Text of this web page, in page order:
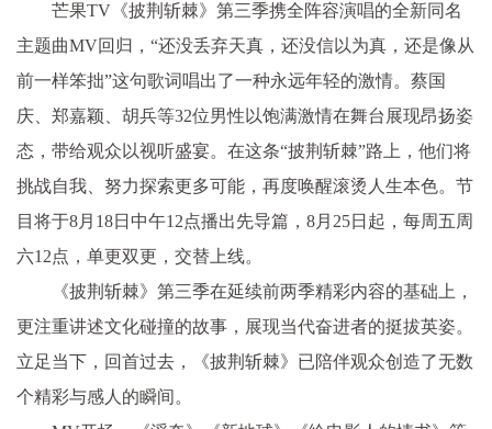
芒果TV《披荆斩棘》第三季携全阵容演唱的全新同名
主题曲MV回归，“还没丢弃天真，还没信以为真，还是像从
前一样笨拙”这句歌词唱出了一种永远年轻的激情。蔡国
庆、郑嘉颖、胡兵等32位男性以饱满激情在舞台展现昂扬姿
态，带给观众以视听盛宴。在这条“披荆斩棘”路上，他们将
挑战自我、努力探索更多可能，再度唤醒滚烫人生本色。节
目将于8月18日中午12点播出先导篇，8月25日起，每周五周
六12点，单更双更，交替上线。
《披荆斩棘》第三季在延续前两季精彩内容的基础上，
更注重讲述文化碰撞的故事，展现当代奋进者的挺拔英姿。
立足当下，回首过去，《披荆斩棘》已陪伴观众创造了无数
个精彩与感人的瞬间。